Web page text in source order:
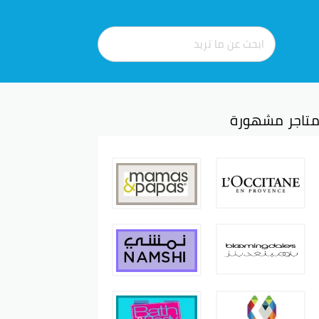
متاجر مشهورة